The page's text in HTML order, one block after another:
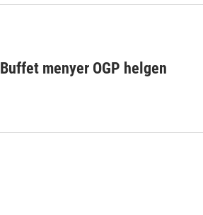
Buffet menyer OGP helgen